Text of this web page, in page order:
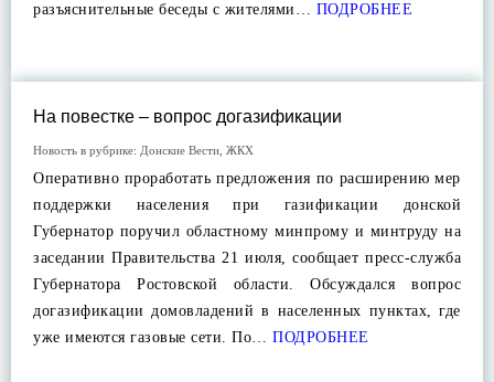
разъяснительные беседы с жителями… ПОДРОБНЕЕ
На повестке – вопрос догазификации
Новость в рубрике: Донские Вести ЖКХ
Оперативно проработать предложения по расширению мер
поддержки населения при газификации донской
Губернатор поручил областному минпрому и минтруду на
заседании Правительства 21 июля, сообщает пресс-служба
Губернатора Ростовской области. Обсуждался вопрос
догазификации домовладений в населенных пунктах, где
уже имеются газовые сети. По… ПОДРОБНЕЕ